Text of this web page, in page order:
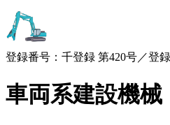
登録番号：千登録 第420号／登
車両系建設機